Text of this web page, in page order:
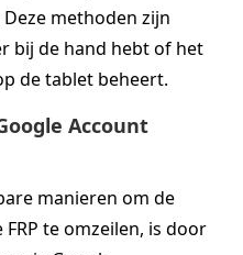
methoden zijn
bij de hand hebt of het
de tablet beheert.
Account
manieren om de
FRP te omzeilen, is door